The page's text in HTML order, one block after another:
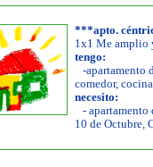
***apto.
1x1 Me amplio
tengo:
-apartamento
comedor,
necesito:
- apartamento
10 de Octubre,